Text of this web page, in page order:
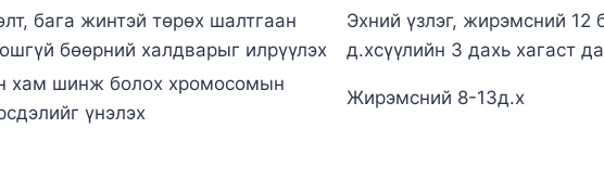
бага жинтэй төрөх шалтгаан
бөөрний халдварыг илрүүлэх
Эхний үзлэг, жирэмсний 12
д.хсүүлийн 3 дахь хагаст
хам шинж болох хромосомын
үнэлэх
Жирэмсний 8-13д.х